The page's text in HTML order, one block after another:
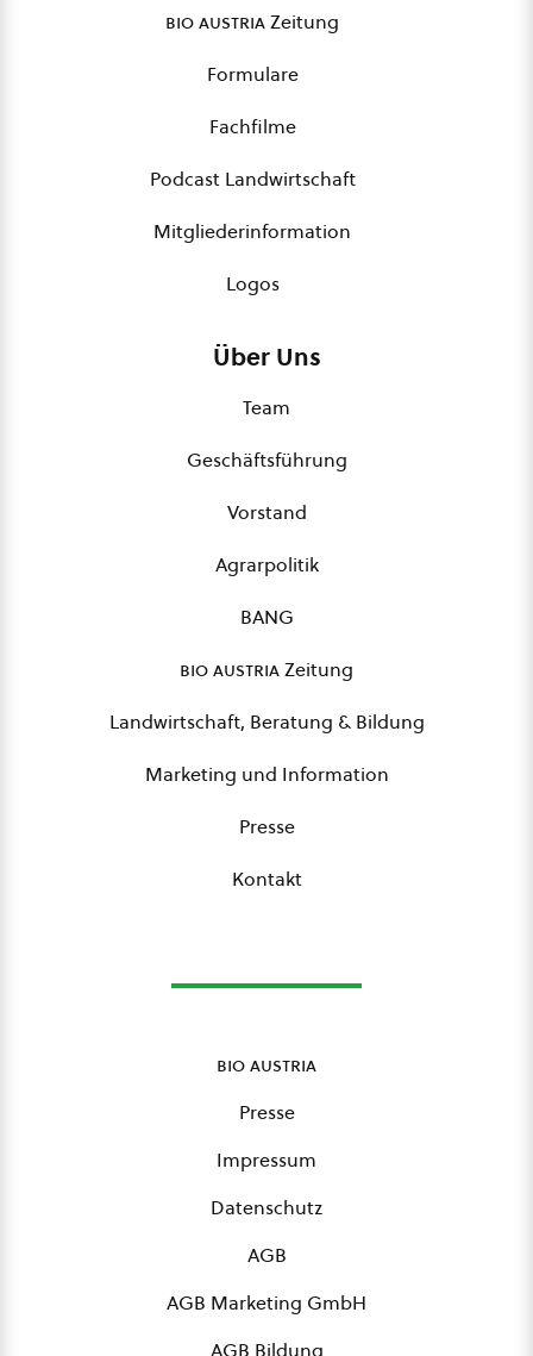
bio austriaZeitung
Formulare
Fachfilme
Podcast Landwirtschaft
Mitgliederinformation
Logos
Über Uns
Team
Geschäftsführung
Vorstand
Agrarpolitik
BANG
bio austriaZeitung
Landwirtschaft, Beratung & Bildung
Marketing und Information
Presse
Kontakt
bio austria
Presse
Impressum
Datenschutz
AGB
AGB Marketing GmbH
AGB Bildung